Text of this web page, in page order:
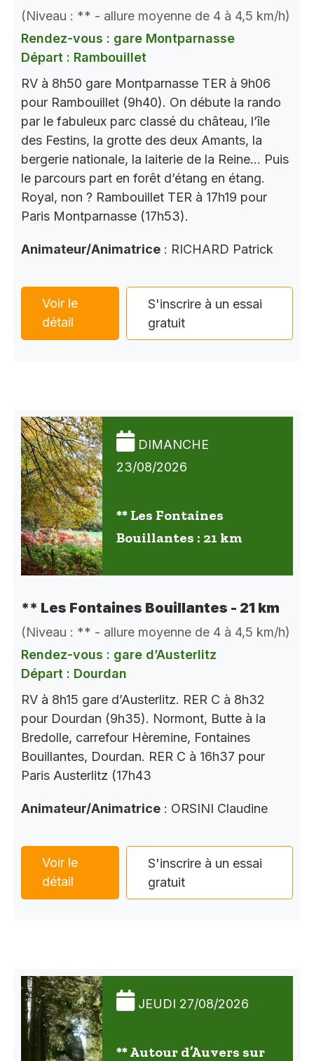
(Niveau : ** - allure moyenne de 4 à 4,5 km/h)
Rendez-vous : gare Montparnasse
Départ : Rambouillet
RV à 8h50 gare Montparnasse TER à 9h06
pour Rambouillet (9h40). On débute la rando
par le fabuleux parc classé du château, l’île
des Festins, la grotte des deux Amants, la
bergerie nationale, la laiterie de la Reine… Puis
le parcours part en forêt d’étang en étang.
Royal, non ? Rambouillet TER à 17h19 pour
Paris Montparnasse (17h53).
Animateur/Animatrice : RICHARD Patrick
Voir le
détail
S'inscrire à un essai
gratuit
DIMANCHE
23/08/2026
** Les Fontaines
Bouillantes : 21 km
** Les Fontaines Bouillantes - 21 km
(Niveau : ** - allure moyenne de 4 à 4,5 km/h)
Rendez-vous : gare d’Austerlitz
Départ : Dourdan
RV à 8h15 gare d’Austerlitz. RER C à 8h32
pour Dourdan (9h35). Normont, Butte à la
Bredolle, carrefour Hèremine, Fontaines
Bouillantes, Dourdan. RER C à 16h37 pour
Paris Austerlitz (17h43
Animateur/Animatrice : ORSINI Claudine
Voir le
détail
S'inscrire à un essai
gratuit
JEUDI 27/08/2026
** Autour d’Auvers sur